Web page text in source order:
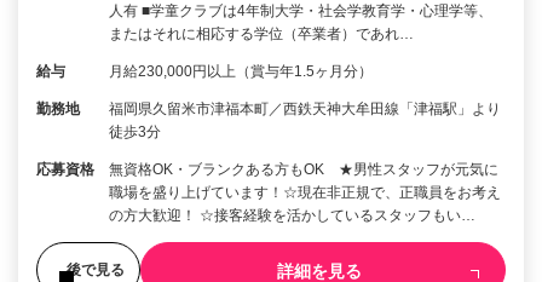
人有 ■学童クラブは4年制大学・社会学教育学・心理学等、
またはそれに相応する学位（卒業者）であれ…
給与 月給230,000円以上（賞与年1.5ヶ月分）
勤務地
福岡県久留米市津福本町／西鉄天神大牟田線「津福駅」より
徒歩3分
応募資格
無資格OK・ブランクある方もOK ★男性スタッフが元気に
職場を盛り上げています！☆現在非正規で、正職員をお考え
の方大歓迎！ ☆接客経験を活かしているスタッフもい…
後で見る 詳細を見る